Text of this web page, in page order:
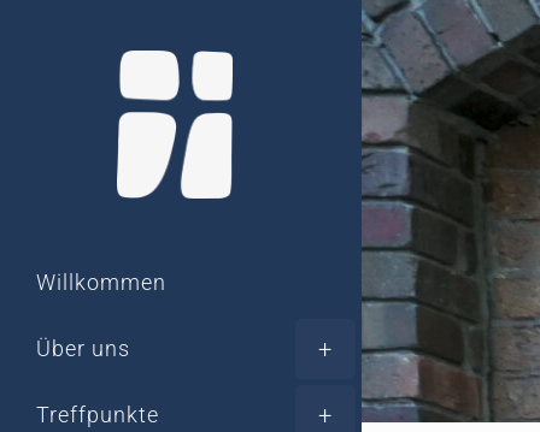
Zum
Inhalt
springen
Willkommen
Über uns
Treffpunkte